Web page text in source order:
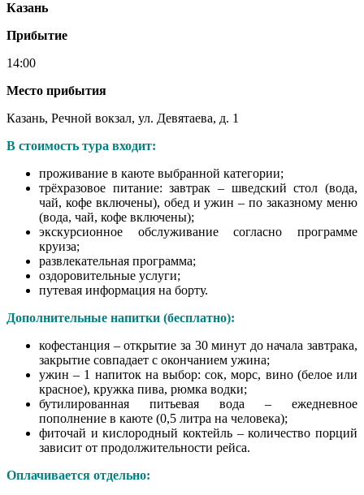
Казань
Прибытие
14:00
Место прибытия
Казань, Речной вокзал, ул. Девятаева, д. 1
В стоимость тура входит:
проживание в каюте выбранной категории;
трёхразовое питание: завтрак – шведский стол (вода,
чай, кофе включены), обед и ужин – по заказному меню
(вода, чай, кофе включены);
экскурсионное обслуживание согласно программе
круиза;
развлекательная программа;
оздоровительные услуги;
путевая информация на борту.
Дополнительные напитки (бесплатно):
кофестанция – открытие за 30 минут до начала завтрака,
закрытие совпадает с окончанием ужина;
ужин – 1 напиток на выбор: сок, морс, вино (белое или
красное), кружка пива, рюмка водки;
бутилированная питьевая вода – ежедневное
пополнение в каюте (0,5 литра на человека);
фиточай и кислородный коктейль – количество порций
зависит от продолжительности рейса.
Оплачивается отдельно: